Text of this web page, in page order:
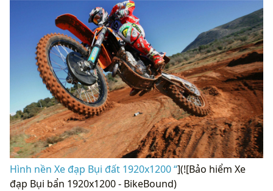
Hình nền Xe đạp Bụi đất 1920x1200 “](![Bảo hiểm Xe
đạp Bụi bẩn 1920x1200 - BikeBound)